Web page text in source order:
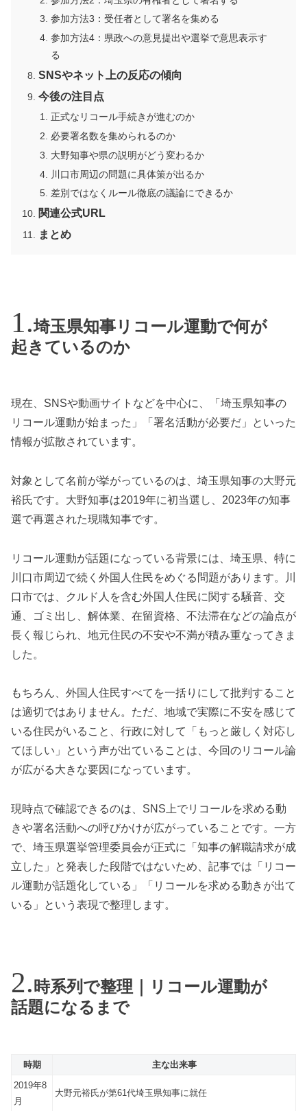
参加方法3：受任者として署名を集める
参加方法4：県政への意見提出や選挙で意思表示す
る
SNSやネット上の反応の傾向
今後の注目点
正式なリコール手続きが進むのか
必要署名数を集められるのか
大野知事や県の説明がどう変わるか
川口市周辺の問題に具体策が出るか
差別ではなくルール徹底の議論にできるか
関連公式URL
まとめ
埼玉県知事リコール運動で何が
起きているのか
現在、SNSや動画サイトなどを中心に、「埼玉県知事の
リコール運動が始まった」「署名活動が必要だ」といった
情報が拡散されています。
対象として名前が挙がっているのは、埼玉県知事の大野元
裕氏です。大野知事は2019年に初当選し、2023年の知事
選で再選された現職知事です。
リコール運動が話題になっている背景には、埼玉県、特に
川口市周辺で続く外国人住民をめぐる問題があります。川
口市では、クルド人を含む外国人住民に関する騒音、交
通、ゴミ出し、解体業、在留資格、不法滞在などの論点が
長く報じられ、地元住民の不安や不満が積み重なってきま
した。
もちろん、外国人住民すべてを一括りにして批判すること
は適切ではありません。ただ、地域で実際に不安を感じて
いる住民がいること、行政に対して「もっと厳しく対応し
てほしい」という声が出ていることは、今回のリコール論
が広がる大きな要因になっています。
現時点で確認できるのは、SNS上でリコールを求める動
きや署名活動への呼びかけが広がっていることです。一方
で、埼玉県選挙管理委員会が正式に「知事の解職請求が成
立した」と発表した段階ではないため、記事では「リコー
ル運動が話題化している」「リコールを求める動きが出て
いる」という表現で整理します。
時系列で整理｜リコール運動が
話題になるまで
時期
主な出来事
2019年8
月
大野元裕氏が第61代埼玉県知事に就任